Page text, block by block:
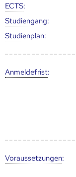
ECTS:
Studien­gang:
Studien­plan:
Anmelde­frist:
Voraus­setzungen: